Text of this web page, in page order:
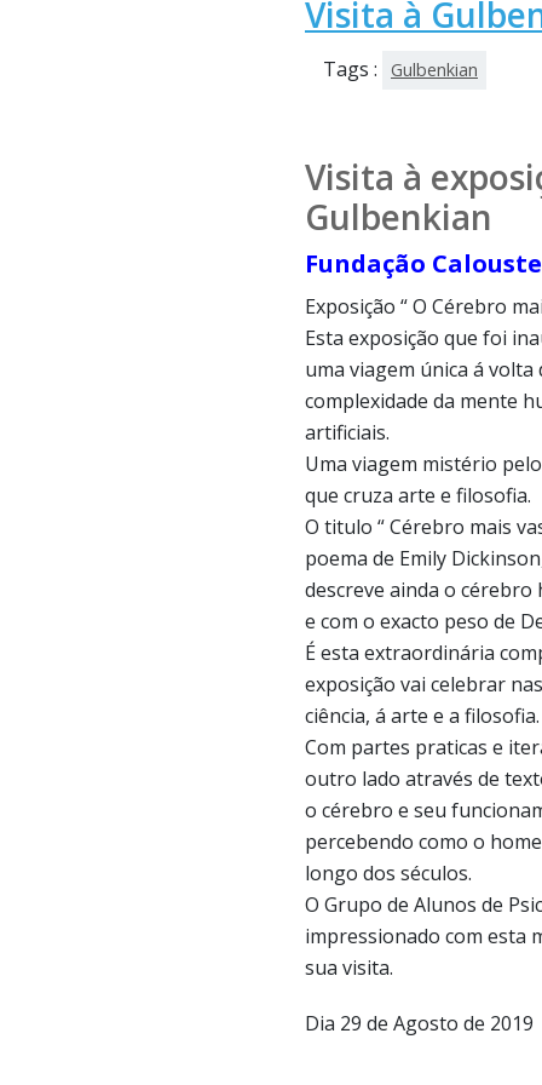
Visita à
Tags : Gulbenkian
Visita à
Gulbenkian
Fundação
Exposição “ O Cérebro
Esta exposição que foi
uma viagem única á
complexidade da mente
artificiais.
Uma viagem mistério
que cruza arte e filosofia.
O titulo “ Cérebro mais
poema de Emily
descreve ainda o
e com o exacto peso de
É esta extraordinária
exposição vai celebrar
ciência, á arte e a filosofia.
Com partes praticas e
outro lado através de
o cérebro e seu
percebendo como o
longo dos séculos.
O Grupo de Alunos de
impressionado com esta
sua visita.
Dia 29 de Agosto de 2019